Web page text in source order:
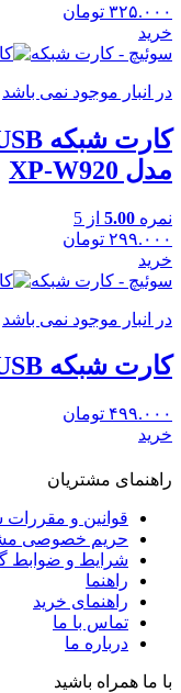
۳۲۵.۰۰۰ تومان
خرید
سوئیچ - کارت شبکه
در انبار موجود نمی باشد
مدل XP-W920
نمره 5.00 از 5
۲۹۹.۰۰۰ تومان
خرید
سوئیچ - کارت شبکه
در انبار موجود نمی باشد
کارت شبکه USB تسکو مدل TW1010
۴۹۹.۰۰۰ تومان
خرید
راهنمای مشتریان
قوانین و
حریم خصوصی
شرایط و ضوابط
راهنما
راهنمای خرید
تماس با ما
درباره ما
با ما همراه باشید